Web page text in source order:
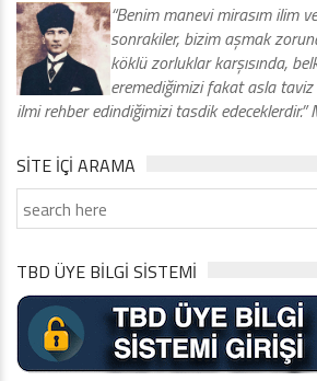
“Benim manevi mirasım ilim
sonrakiler, bizim aşmak
köklü zorluklar karşısında,
eremediğimizi fakat asla taviz
ilmi rehber edindiğimizi tasdik
SITE IÇI ARAMA
TBD ÜYE BİLGİ SİSTEMİ